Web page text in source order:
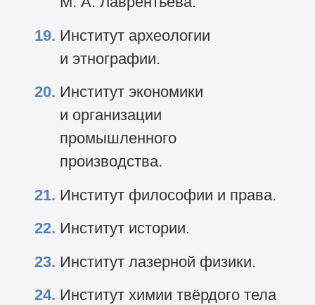
Институт археологии
и этнографии.
Институт экономики
и организации
промышленного
производства.
Институт философии и права.
Институт истории.
Институт лазерной физики.
Институт химии твёрдого тела